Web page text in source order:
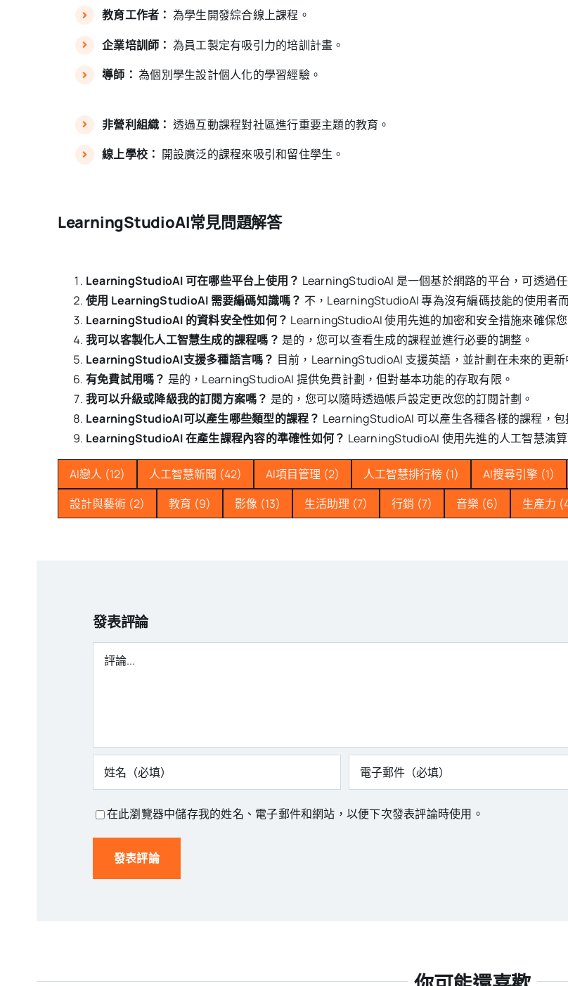
教育工作者： 為學生開發綜合線上課程。
企業培訓師： 為員工製定有吸引力的培訓計畫。
導師： 為個別學生設計個人化的學習經驗。
非營利組織： 透過互動課程對社區進行重要主題的教育。
線上學校： 開設廣泛的課程來吸引和留住學生。
LearningStudioAI常見問題解答
LearningStudioAI 可在哪些平台上使用？ LearningStudioAI 是一個基於網路的平台，可透過
使用 LearningStudioAI 需要編碼知識嗎？ 不，LearningStudioAI 專為沒有編碼技能的使用者
LearningStudioAI 的資料安全性如何？ LearningStudioAI 使用先進的加密和安全措施來確保
我可以客製化人工智慧生成的課程嗎？ 是的，您可以查看生成的課程並進行必要的調整。
LearningStudioAI支援多種語言嗎？ 目前，LearningStudioAI 支援英語，並計劃在未來的更新
有免費試用嗎？ 是的，LearningStudioAI 提供免費計劃，但對基本功能的存取有限。
我可以升級或降級我的訂閱方案嗎？ 是的，您可以隨時透過帳戶設定更改您的訂閱計劃。
LearningStudioAI可以產生哪些類型的課程？ LearningStudioAI 可以產生各種各樣的課程，包
LearningStudioAI 在產生課程內容的準確性如何？ LearningStudioAI 使用先進的人工智慧演
AI戀人 (12) 人工智慧新聞 (42) AI項目管理 (2) 人工智慧排行榜 (1) AI搜尋引擎 (1)
設計與藝術 (2) 教育 (9) 影像 (13) 生活助理 (7) 行銷 (7) 音樂 (6) 生產力
發表評論
在此瀏覽器中儲存我的姓名、電子郵件和網站，以便下次發表評論時使用。